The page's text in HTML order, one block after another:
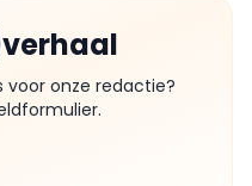
voor onze redactie?